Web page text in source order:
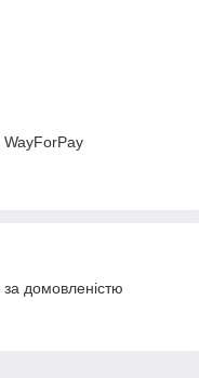
домовленістю